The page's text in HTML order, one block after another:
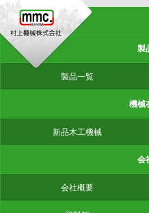
製
製品一覧
機械
新品木工機械
会
会社概要
村上機
村上機械から皆様へ